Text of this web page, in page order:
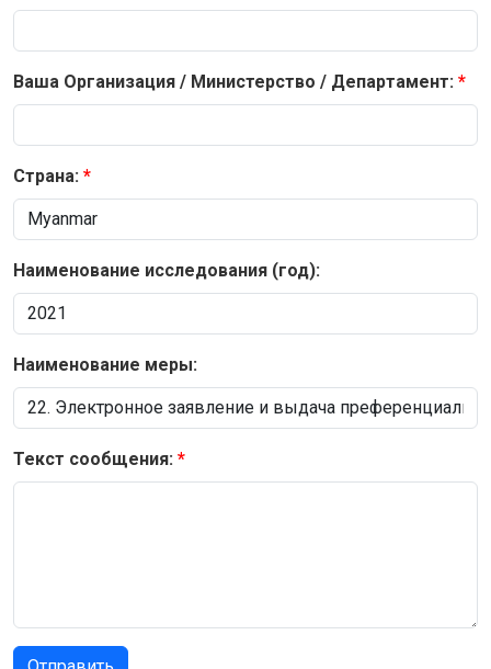
Ваша Организация / Министерство / Департамент:
Страна:
Наименование исследования (год):
Наименование меры:
Текст сообщения: